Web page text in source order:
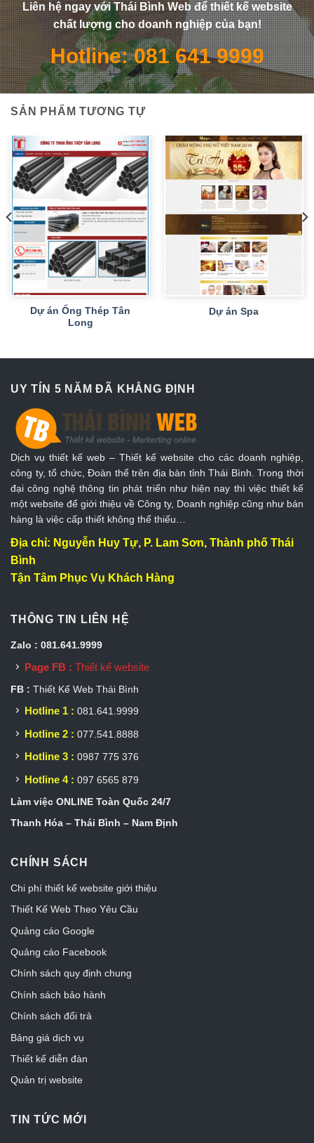
Liên hệ ngay với Thái Bình Web để thiết kế website
chất lượng cho doanh nghiệp của bạn!
Hotline: 081 641 9999
SẢN PHẨM TƯƠNG TỰ
Dự án Ống Thép Tân
Long
Dự án Spa
UY TÍN 5 NĂM ĐÃ KHẲNG ĐỊNH
Dịch vụ thiết kế web – Thiết kế website cho các doanh nghiệp,
công ty, tổ chức, Đoàn thể trên địa bàn tỉnh Thái Bình. Trong thời
đại công nghệ thông tin phát triển như hiện nay thì việc thiết kế
một website để giới thiệu về Công ty, Doanh nghiệp cũng như bán
hàng là việc cấp thiết không thể thiếu…
Địa chỉ: Nguyễn Huy Tự, P. Lam Sơn, Thành phố Thái
Bình
Tận Tâm Phục Vụ Khách Hàng
THÔNG TIN LIÊN HỆ
Zalo : 081.641.9999
Page FB : Thiết kế website
FB : Thiết Kế Web Thái Bình
Hotline 1 : 081.641.9999
Hotline 2 : 077.541.8888
Hotline 3 : 0987 775 376
Hotline 4 : 097 6565 879
Làm việc ONLINE Toàn Quốc 24/7
Thanh Hóa – Thái Bình – Nam Định
CHÍNH SÁCH
Chi phí thiết kế website giới thiệu
Thiết Kế Web Theo Yêu Cầu
Quảng cáo Google
Quảng cáo Facebook
Chính sách quy định chung
Chính sách bảo hành
Chính sách đổi trả
Bảng giá dịch vụ
Thiết kế diễn đàn
Quản trị website
TIN TỨC MỚI